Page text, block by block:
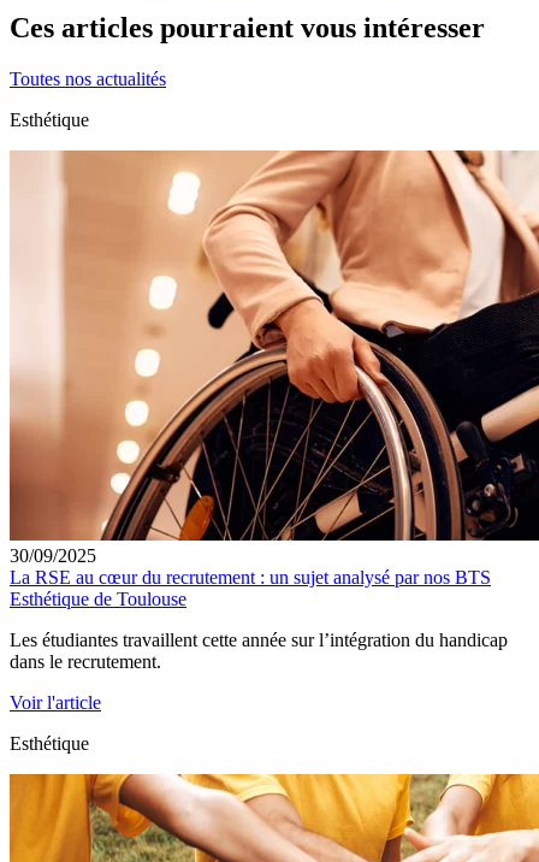
Ces articles pourraient vous intéresser
Toutes nos actualités
Esthétique
30/09/2025
La RSE au cœur du recrutement : un sujet analysé par nos BTS
Esthétique de Toulouse
Les étudiantes travaillent cette année sur l’intégration du handicap
dans le recrutement.
Voir l'article
Esthétique